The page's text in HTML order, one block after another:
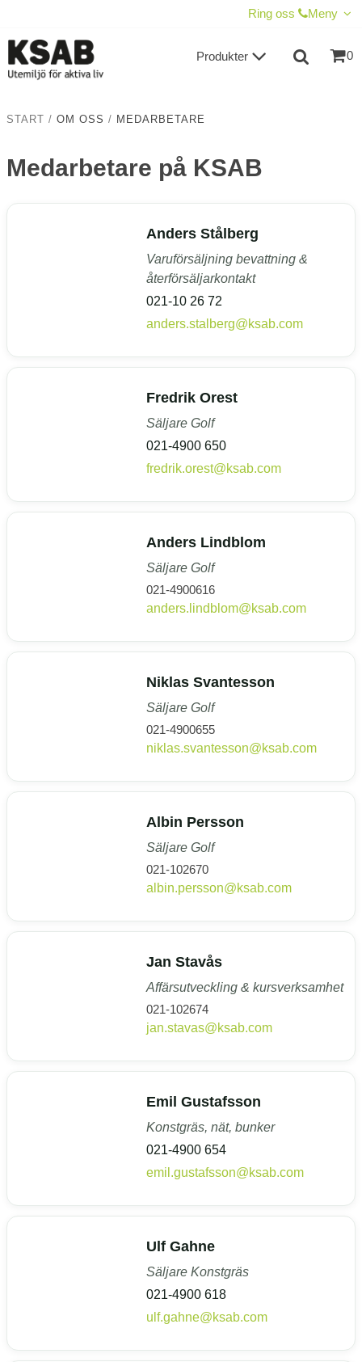
Ring oss Meny
0
Produkter
START / OM OSS / MEDARBETARE
Medarbetare på KSAB
Anders Stålberg
Varuförsäljning bevattning &
återförsäljarkontakt
021-10 26 72
anders.stalberg@ksab.com
Fredrik Orest
Säljare Golf
021-4900 650
fredrik.orest@ksab.com
Anders Lindblom
Säljare Golf
021-4900616
anders.lindblom@ksab.com
Niklas Svantesson
Säljare Golf
021-4900655
niklas.svantesson@ksab.com
Albin Persson
Säljare Golf
021-102670
albin.persson@ksab.com
Jan Stavås
Affärsutveckling & kursverksamhet
021-102674
jan.stavas@ksab.com
Emil Gustafsson
Konstgräs, nät, bunker
021-4900 654
emil.gustafsson@ksab.com
Ulf Gahne
Säljare Konstgräs
021-4900 618
ulf.gahne@ksab.com
TILL KASSAN